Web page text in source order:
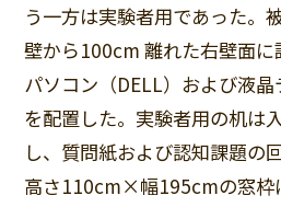
う一方は実験者用であった。
壁から100cm 離れた右壁面
パソコン（DELL）および液晶
を配置した。実験者用の机は
し、質問紙および認知課題の
高さ110cm×幅195cmの窓枠